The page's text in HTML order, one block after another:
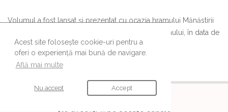
Acest site folosește cookie-uri pentru a
oferi o experiență mai bună de navigare.
Află mai multe
Nu accept Accept
Volumul a fost lansat și prezentat cu ocazia hramului Mănăstirii
Sfânta Maria – Techirghiol, Adormirea Maicii Domnului, în data de
15 august 2015, după oficierea Sfintei Liturghii.
URMĂREȘTE-NE